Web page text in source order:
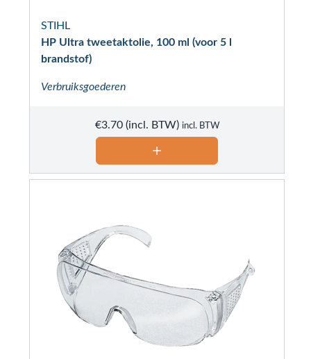
STIHL
HP Ultra tweetaktolie, 100 ml (voor 5 l
brandstof)
Verbruiksgoederen
€3.70 incl. BTW